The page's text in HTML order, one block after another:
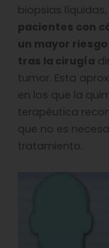
biopsias
pacientes con
un mayor
tras la cirugía
tumor. Esta
en los que la
terapéutica
que no es
tratamiento.